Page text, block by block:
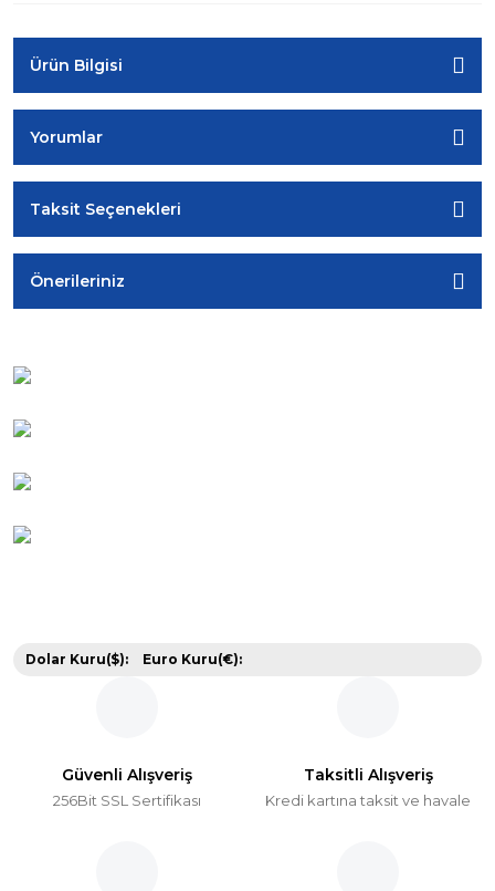
Ürün Bilgisi
Yorumlar
Taksit Seçenekleri
Önerileriniz
Dolar Kuru($): Euro Kuru(€):
Güvenli Alışveriş
256Bit SSL Sertifikası
Taksitli Alışveriş
Kredi kartına taksit ve havale